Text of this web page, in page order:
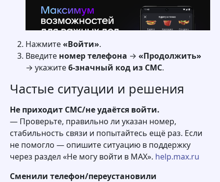
Нажмите«Войти».
Введите номер телефона → «Продолжить»
→ укажите6-значный код из СМС.
Частые ситуации и решения
Не приходит СМС/не удаётся войти.
— Проверьте, правильно ли указан номер,
стабильность связи и попытайтесь ещё раз. Если
не помогло — опишите ситуацию в поддержку
через раздел «Не могу войти в MAX». help.max.ru
Сменили телефон/переустановили